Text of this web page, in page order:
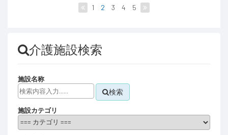
1 2 3 4 5
介護施設検索
施設名称
検索
施設カテゴリ